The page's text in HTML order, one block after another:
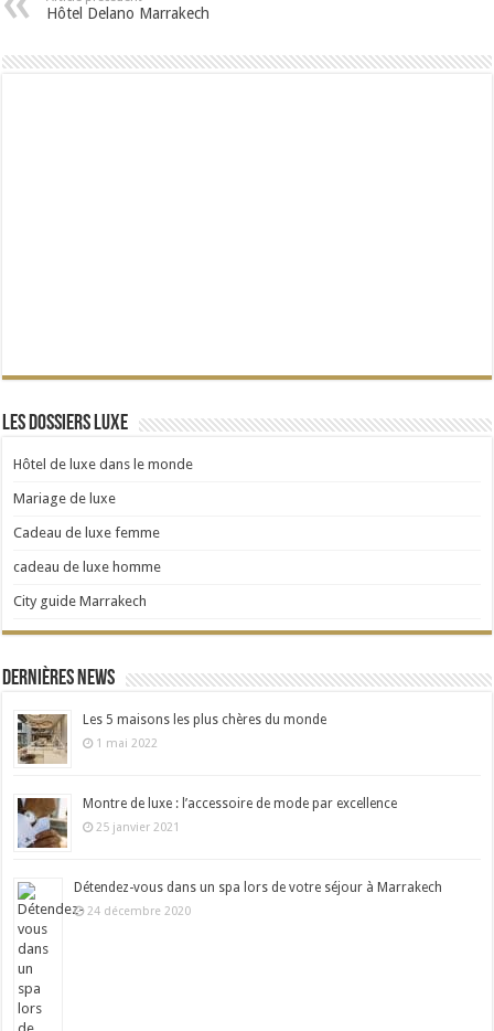
Hôtel Delano Marrakech
Les dossiers Luxe
Hôtel de luxe dans le monde
Mariage de luxe
Cadeau de luxe femme
cadeau de luxe homme
City guide Marrakech
Dernières news
Les 5 maisons les plus chères du monde
1 mai 2022
Montre de luxe : l’accessoire de mode par excellence
25 janvier 2021
Détendez-vous dans un spa lors de votre séjour à Marrakech
24 décembre 2020